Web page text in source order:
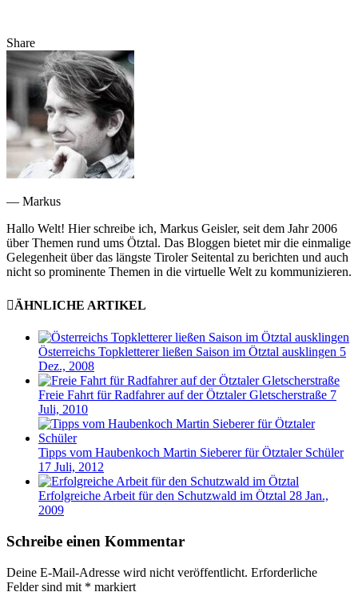
Share
— Markus
Hallo Welt! Hier schreibe ich, Markus Geisler, seit dem Jahr 2006
über Themen rund ums Ötztal. Das Bloggen bietet mir die einmalige
Gelegenheit über das längste Tiroler Seitental zu berichten und auch
nicht so prominente Themen in die virtuelle Welt zu kommunizieren.
ÄHNLICHE ARTIKEL
Österreichs Topkletterer ließen Saison im Ötztal ausklingen 5
Dez., 2008
Freie Fahrt für Radfahrer auf der Ötztaler Gletscherstraße 7
Juli, 2010
Tipps vom Haubenkoch Martin Sieberer für Ötztaler Schüler
17 Juli, 2012
Erfolgreiche Arbeit für den Schutzwald im Ötztal 28 Jan.,
2009
Schreibe einen Kommentar
Deine E-Mail-Adresse wird nicht veröffentlicht. Erforderliche
Felder sind mit * markiert